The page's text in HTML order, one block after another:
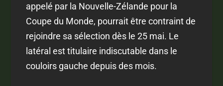
appelé par la Nouvelle-Zélande pour la
Coupe du Monde, pourrait être contraint de
rejoindre sa sélection dès le 25 mai. Le
latéral est titulaire indiscutable dans le
couloirs gauche depuis des mois.